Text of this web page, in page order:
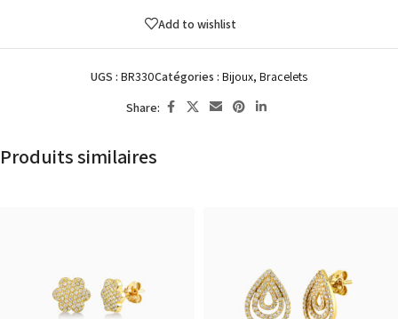
Add to wishlist
UGS : BR330Catégories : Bijoux, Bracelets
Share:
Produits similaires